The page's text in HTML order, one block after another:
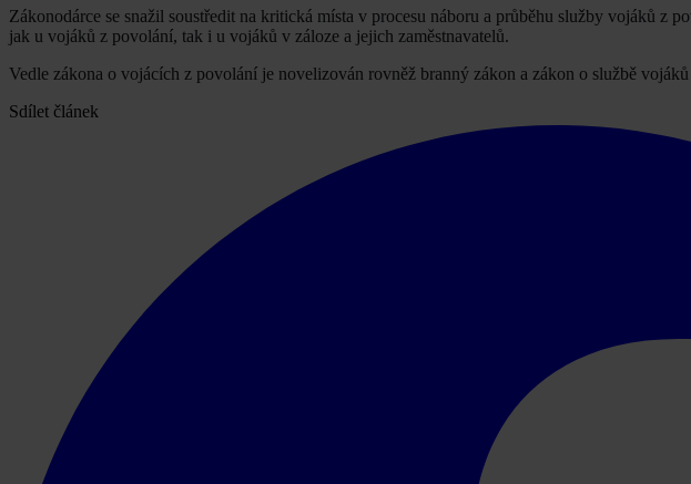
Zákonodárce se snažil soustředit na kritická místa v procesu náboru a průběhu služby vojáků z
jak u vojáků z povolání, tak i u vojáků v záloze a jejich zaměstnavatelů.
Vedle zákona o vojácích z povolání je novelizován rovněž branný zákon a zákon o službě
Sdílet článek